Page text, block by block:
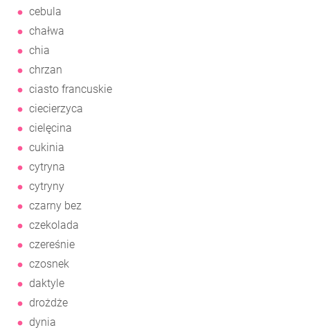
cebula
chałwa
chia
chrzan
ciasto francuskie
ciecierzyca
cielęcina
cukinia
cytryna
cytryny
czarny bez
czekolada
czereśnie
czosnek
daktyle
drożdże
dynia